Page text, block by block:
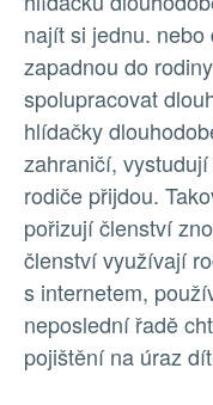
najít si jednu.
zapadnou do
spolupracovat
hlídačky
zahraničí,
rodiče přijdou.
pořizují členství
členství využívají
s internetem,
neposlední řadě
pojištění na úraz